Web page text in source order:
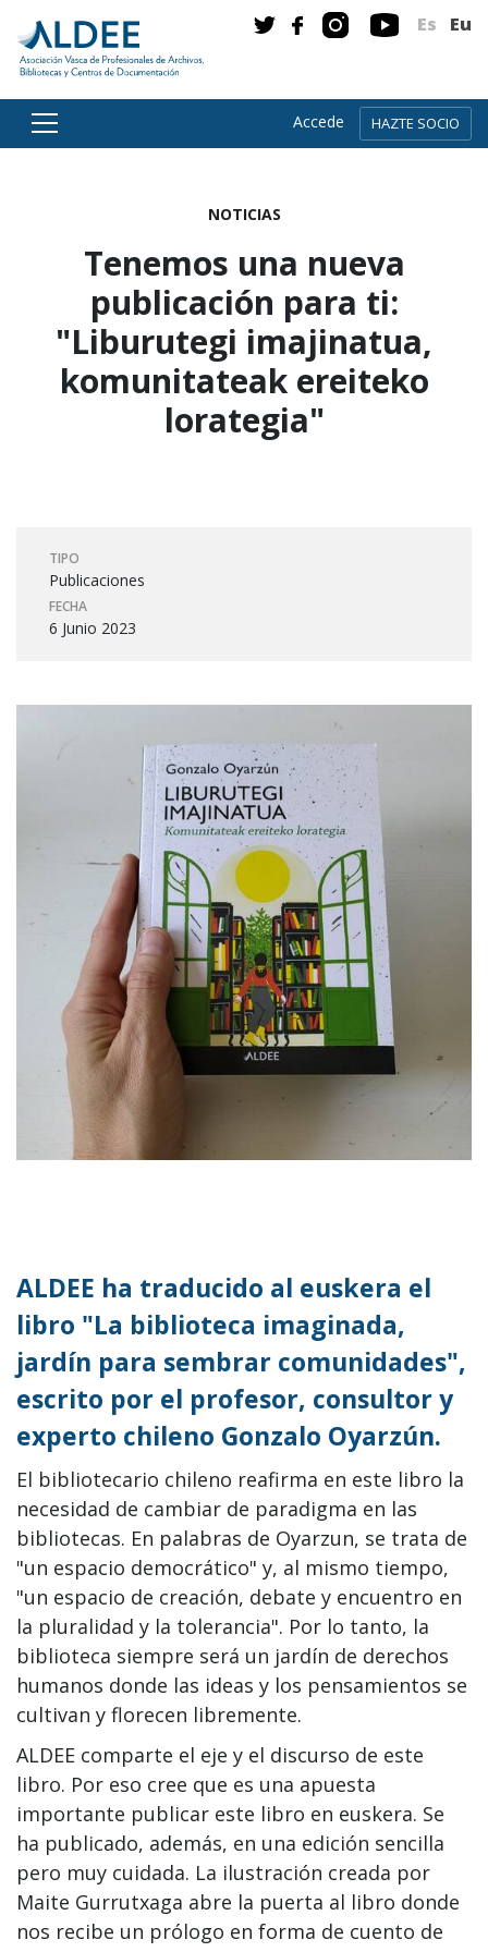
Es Eu
Accede HAZTE SOCIO
NOTICIAS
Tenemos una nueva
publicación para ti:
"Liburutegi imajinatua,
komunitateak ereiteko
lorategia"
TIPO
Publicaciones
FECHA
6 Junio 2023
ALDEE ha traducido al euskera el
libro "La biblioteca imaginada,
jardín para sembrar comunidades",
escrito por el profesor, consultor y
experto chileno Gonzalo Oyarzún.
El bibliotecario chileno reafirma en este libro la
necesidad de cambiar de paradigma en las
bibliotecas. En palabras de Oyarzun, se trata de
"un espacio democrático" y, al mismo tiempo,
"un espacio de creación, debate y encuentro en
la pluralidad y la tolerancia". Por lo tanto, la
biblioteca siempre será un jardín de derechos
humanos donde las ideas y los pensamientos se
cultivan y florecen libremente.
ALDEE comparte el eje y el discurso de este
libro. Por eso cree que es una apuesta
importante publicar este libro en euskera. Se
ha publicado, además, en una edición sencilla
pero muy cuidada. La ilustración creada por
Maite Gurrutxaga abre la puerta al libro donde
nos recibe un prólogo en forma de cuento de